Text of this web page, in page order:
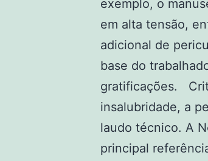
exemplo, o
em alta tensão,
adicional de
base do
gratificações.
insalubridade, a
laudo técnico. A
principal